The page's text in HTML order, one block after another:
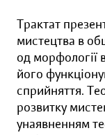
Трактат
мистецтва в
од морфології
його
сприйняття.
розвитку
унаявненням